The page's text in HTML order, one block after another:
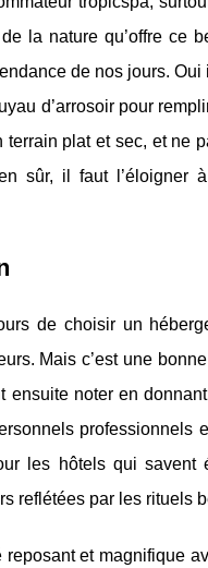
la nature qu’offre
de nos jours.
d’arrosoir pour
plat et sec, et ne
sûr, il faut l’éloigner
de choisir un
Mais c’est une
ensuite noter en
professionnels
les hôtels qui savent
reflétées par les rituels
et magnifique